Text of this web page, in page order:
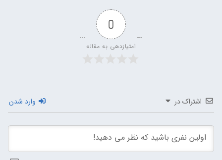
0
امتیازدهی به مقاله
اشتراک در وارد شدن